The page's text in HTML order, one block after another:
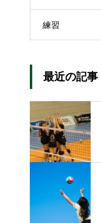
練習
最近の記事